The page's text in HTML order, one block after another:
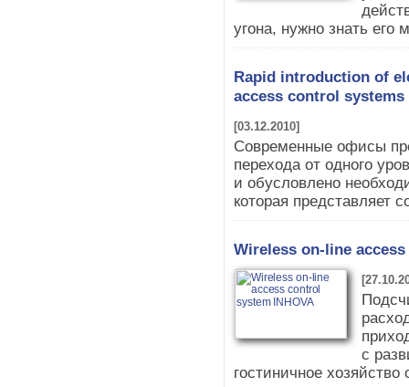
угона, нужно знать
Rapid introduction of
access control systems
[03.12.2010]
Современные офисы
перехода от одного
и обусловлено
которая представляет
Wireless on-line
с
гостиничное хозяйство